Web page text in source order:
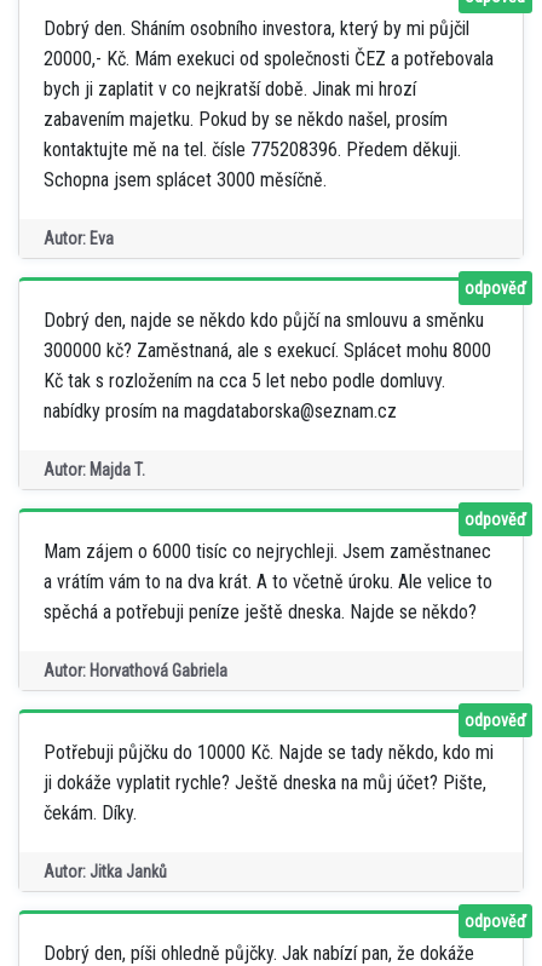
Dobrý den. Sháním osobního investora, který by mi půjčil
20000,- Kč. Mám exekuci od společnosti ČEZ a potřebovala
bych ji zaplatit v co nejkratší době. Jinak mi hrozí
zabavením majetku. Pokud by se někdo našel, prosím
kontaktujte mě na tel. čísle 775208396. Předem děkuji.
Schopna jsem splácet 3000 měsíčně.
Autor: Eva
Dobrý den, najde se někdo kdo půjčí na smlouvu a směnku
300000 kč? Zaměstnaná, ale s exekucí. Splácet mohu 8000
Kč tak s rozložením na cca 5 let nebo podle domluvy.
nabídky prosím na magdataborska@seznam.cz
Autor: Majda T.
odpověď
Mam zájem o 6000 tisíc co nejrychleji. Jsem zaměstnanec
a vrátím vám to na dva krát. A to včetně úroku. Ale velice to
spěchá a potřebuji peníze ještě dneska. Najde se někdo?
Autor: Horvathová Gabriela
odpověď
Potřebuji půjčku do 10000 Kč. Najde se tady někdo, kdo mi
ji dokáže vyplatit rychle? Ještě dneska na můj účet? Pište,
čekám. Díky.
Autor: Jitka Janků
odpověď
Dobrý den, píši ohledně půjčky. Jak nabízí pan, že dokáže
odpověď